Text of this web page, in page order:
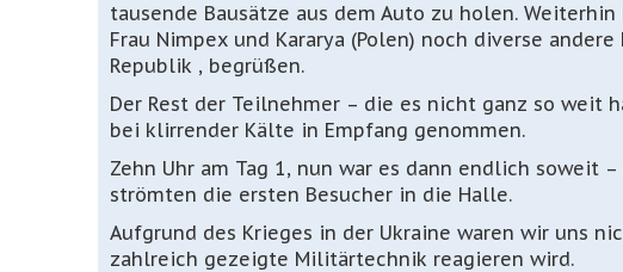
tausende Bausätze aus dem Auto zu holen.
Frau Nimpex und Kararya (Polen) noch diverse
Republik , begrüßen.
Der Rest der Teilnehmer – die es nicht ganz so weit
bei klirrender Kälte in Empfang genommen.
Zehn Uhr am Tag 1, nun war es dann endlich soweit
strömten die ersten Besucher in die Halle.
Aufgrund des Krieges in der Ukraine waren wir uns
zahlreich gezeigte Militärtechnik reagieren wird.